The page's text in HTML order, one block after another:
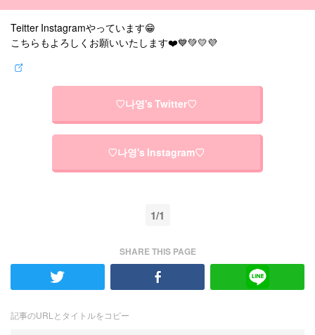
Teitter Instagramやっています😁
こちらもよろしくお願いいたします❤️💙💚💛💜
♡나영's Twitter♡
♡나영's Instagram♡
1/1
SHARE THIS PAGE
記事のURLとタイトルをコピー